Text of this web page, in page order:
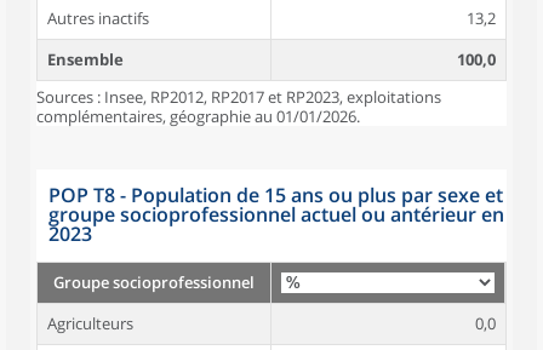
Autres inactifs
13,2
Ensemble
100,0
Sources : Insee, RP2012, RP2017 et RP2023, exploitations
complémentaires, géographie au 01/01/2026.
POP T8 - Population de 15 ans ou plus par sexe et
groupe socioprofessionnel actuel ou antérieur en
2023
Groupe socioprofessionnel
Agriculteurs
0,0